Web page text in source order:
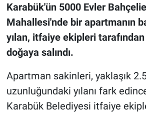
Karabük'ün 5000 Evler
Mahallesi'nde bir apartmanın
yılan, itfaiye ekipleri
doğaya salındı.
Apartman sakinleri, yaklaşık
uzunluğundaki yılanı fark
Karabük Belediyesi itfaiye